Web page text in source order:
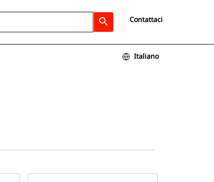
search Contattaci
Italiano